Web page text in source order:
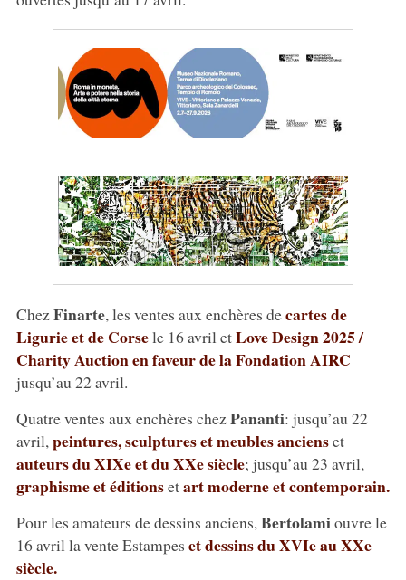
ChezFinarte, les ventes aux enchères decartes de
Ligurie et de Corsele 16 avril etLove Design 2025 /
Charity Auction en faveur de la Fondation AIRC
jusqu’au 22 avril.
Quatre ventes aux enchères chezPananti: jusqu’au 22
avril, peintures, sculptures et meubles ancienset
auteurs du XIXe et du XXe siècle; jusqu’au 23 avril,
graphisme et éditionsetart moderne et contemporain.
Pour les amateurs de dessins anciens, Bertolamiouvre le
16 avril la vente Estampes et dessins du XVIe au XXe
siècle.